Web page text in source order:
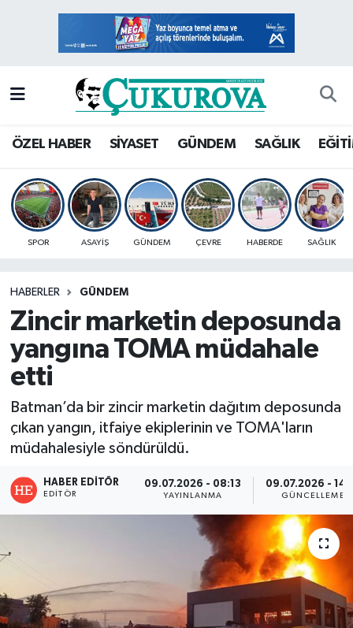
ÖZEL HABER SİYASET GÜNDEM SAĞLIK
SPOR ASAYİŞ GÜNDEM ÇEVRE HABERDE SAĞLIK
HABERLER GÜNDEM
Zincir marketin deposunda
yangına TOMA müdahale
etti
Batman’da bir zincir marketin dağıtım deposunda
çıkan yangın, itfaiye ekiplerinin ve TOMA'ların
müdahalesiyle söndürüldü.
HABER EDITÖR
EDITÖR
09.07.2026 - 08:13
YAYINLANMA
09.07.2026 -
GÜNCELLEME
Mersin Hava Durumu
Mersin Namaz Vakitleri
Mersin Trafik Yoğunluk Haritası
Süper Lig Puan Durumu ve Fikstür
Haber Arşivi